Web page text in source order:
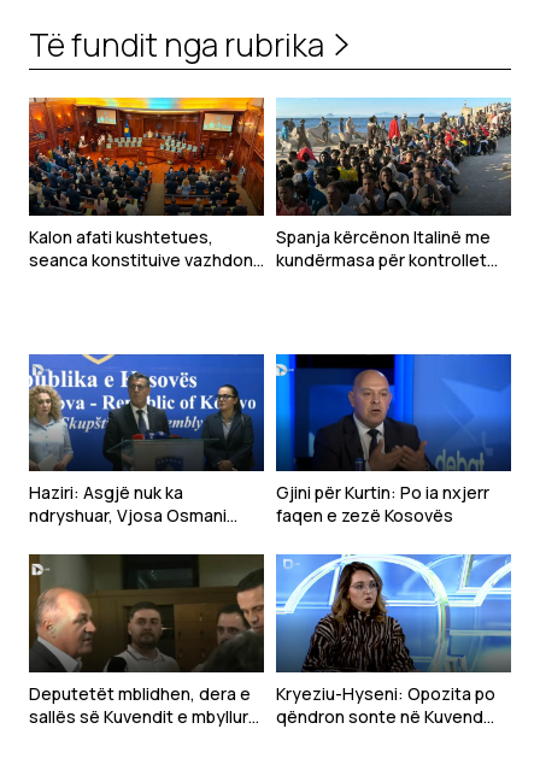
Të fundit nga rubrika
Kalon afati kushtetues,
seanca konstituive vazhdon
Spanja kërcënon Italinë me
kundërmasa për kontrollet
Haziri: Asgjë nuk ka
ndryshuar, Vjosa Osmani
presidente
Gjini për Kurtin: Po ia nxjerr
faqen e zezë Kosovës
Deputetët mblidhen, dera e
sallës së Kuvendit e mbyllur
Kryeziu-Hyseni: Opozita po
qëndron sonte në Kuvend